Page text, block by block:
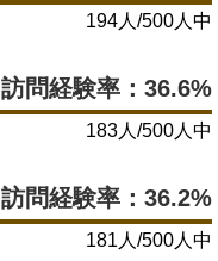
194人/500人中
訪問経験率：36.6%
183人/500人中
訪問経験率：36.2%
181人/500人中